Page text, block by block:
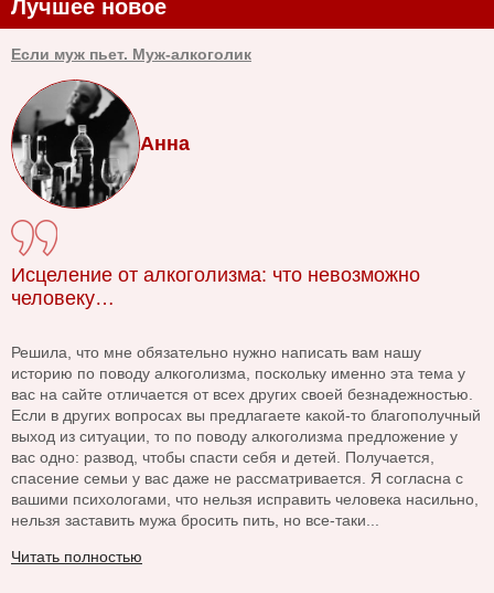
Лучшее новое
Если муж пьет. Муж-алкоголик
Анна
Исцеление от алкоголизма: что невозможно
человеку…
Решила, что мне обязательно нужно написать вам нашу
историю по поводу алкоголизма, поскольку именно эта тема у
вас на сайте отличается от всех других своей безнадежностью.
Если в других вопросах вы предлагаете какой-то благополучный
выход из ситуации, то по поводу алкоголизма предложение у
вас одно: развод, чтобы спасти себя и детей. Получается,
спасение семьи у вас даже не рассматривается. Я согласна с
вашими психологами, что нельзя исправить человека насильно,
нельзя заставить мужа бросить пить, но все-таки...
Читать полностью